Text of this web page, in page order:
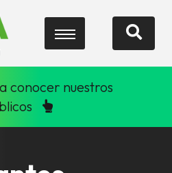
conocer nuestros